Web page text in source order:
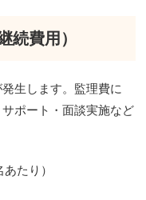
続費用）
生します。監理費に
ポート・面談実施など
たり）